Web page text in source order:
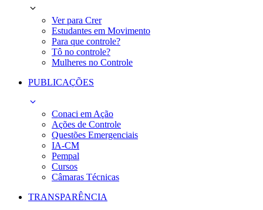
Ver para Crer
Estudantes em Movimento
Para que controle?
Tô no controle?
Mulheres no Controle
PUBLICAÇÕES
Conaci em Ação
Ações de Controle
Questões Emergenciais
IA-CM
Pempal
Cursos
Câmaras Técnicas
TRANSPARÊNCIA